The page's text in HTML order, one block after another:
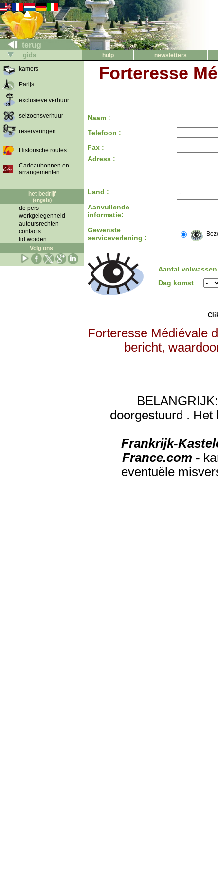
terug
gids hulp
newsletters
kamers
Parijs
exclusieve verhuur
seizoensverhuur
reserveringen
Historische routes
Cadeaubonnen en
arrangementen
het bedrijf
(engels)
de pers
werkgelegenheid
auteursrechten
contacts
lid worden
Volg ons:
Forteresse
Naam :
Telefoon :
Fax :
Adress :
Land :
Aanvullende
informatie:
Gewenste
serviceverlening :
Aantal
Dag komst
Forteresse Médiévale
bericht,
doorgestuurd . Het
Frankrijk-
France.com -
eventuële